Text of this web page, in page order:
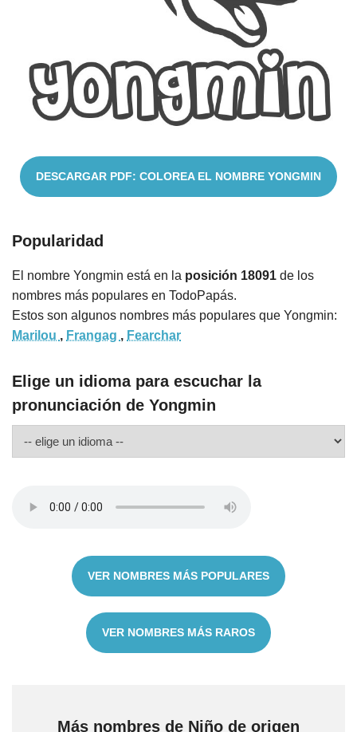
Cuentos
DESCARGAR PDF: COLOREA EL NOMBRE YONGMIN
Popularidad
El nombre Yongmin está en la posición 18091 de los
nombres más populares en TodoPapás.
Estos son algunos nombres más populares que Yongmin:
Marilou , Frangag , Fearchar
Elige un idioma para escuchar la
pronunciación de Yongmin
VER NOMBRES MÁS POPULARES
VER NOMBRES MÁS RAROS
Más nombres de Niño de origen